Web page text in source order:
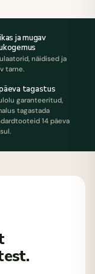
ja mugav
näidised ja
tarne.
tagastus
garanteeritud,
tagastada
14 päeva